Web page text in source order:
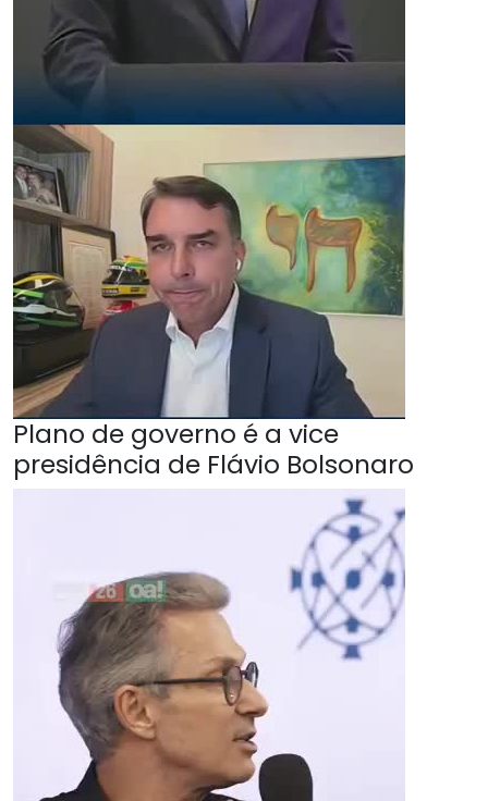
Plano de governo é a vice
presidência de Flávio Bolsonaro